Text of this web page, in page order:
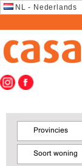
NL - Nederlands
Provincies
Soort woning